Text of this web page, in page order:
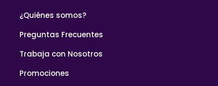
¿Quiénes somos?
Preguntas Frecuentes
Trabaja con Nosotros
Promociones